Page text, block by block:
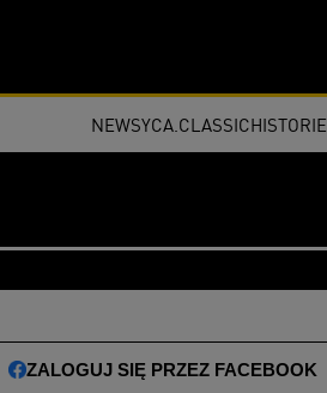
NEWSYCA.CLASSICHISTORIE
ZALOGUJ SIĘ PRZEZ FACEBOOK